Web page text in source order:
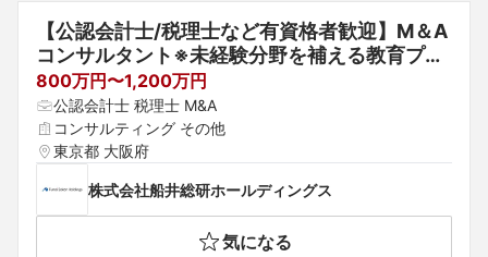
【公認会計士/税理士など有資格者歓迎】M＆A
コンサルタント※未経験分野を補える教育プロ
グラム充実｜専門職で培ったスキルとご経験を
活かして活躍できます＜日本一自由なコンサル
企業を掲げる東証プライム上場企業＞
800万円〜1,200万円
公認会計士 税理士 M&A
コンサルティング その他
東京都 大阪府
株式会社船井総研ホールディングス
気になる